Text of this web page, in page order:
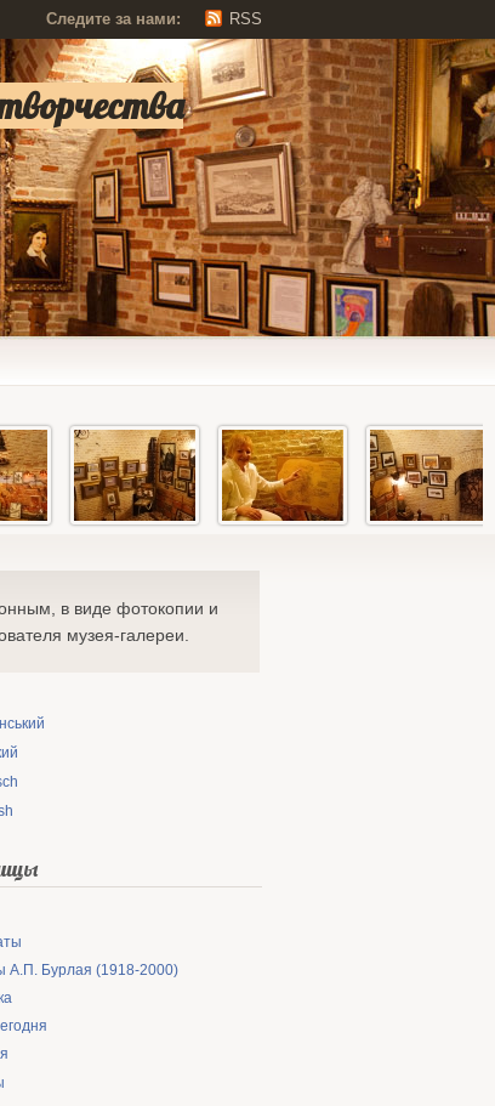
Следите за нами: RSS
в виде фотокопии и
музея-галереи.
А.П. Бурлая (1918-2000)